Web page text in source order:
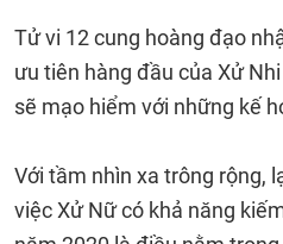
Tử vi 12 cung hoàng đạo
ưu tiên hàng đầu của Xử
sẽ mạo hiểm với những kế
Với tầm nhìn xa trông rộng,
việc Xử Nữ có khả năng